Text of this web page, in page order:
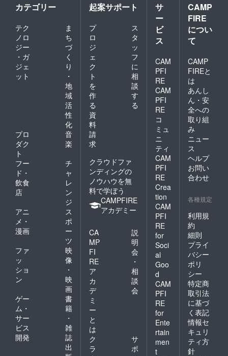
カテゴリー
テク
ノロ
ジー
・ガ
ジェ
ット
ま
ち
づ
く
り
・
地
域
活
性
化
プロ
ダク
ト
音
楽
フー
ド・
飲食
店
チ
ャ
レ
ン
ジ
アニ
メ・
漫画
ス
ポ
ー
ツ
ファ
ッ
ショ
ン
映
像
・
映
画
ゲー
ム・
サー
ビス
開発
書
籍
・
雑
誌
出
起案サポート
プ
ロ
ジ
ェ
ク
ト
を
作
る
ス
タ
ッ
フ
に
相
談
す
る
資
料
請
求
クラウドファ
ンディングの
ノウハウを無
料で学ぼう
CAMPFIRE
アカデミー
CA
MP
FI
RE
ア
カ
デ
ミ
ー
と
は
説
明
会
・
相
談
会
ク
ラ
サ
ポ
サ
ー
ビ
ス
CAM
PFI
RE
CAM
PFI
RE
コ
ミュ
ニ
ティ
CAM
PFI
RE
Crea
tion
CAM
PFI
RE
for
Soci
al
Goo
d
CAM
PFI
RE
for
Ente
rtain
men
t
CAMP
FIRE
につい
て
CAMP
FIREと
は
あんし
ん・安
全への
取り組
み
ニュー
ス
ヘルプ
お問い
合わせ
各種規定
利用規
約
細則
プライ
バシー
ポリ
シー
特定商
取引法
に基づ
く表記
情報セ
キュリ
ティ方
針